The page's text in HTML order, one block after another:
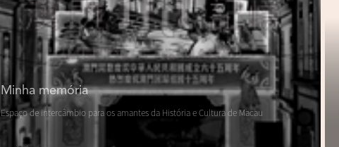
Minha memória
Espaço de intercâmbio para os amantes da História e Cultura de Macau